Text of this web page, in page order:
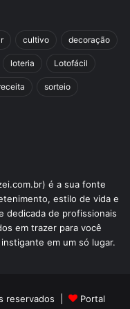
cultivo decoração
loteria Lotofácil
sorteio
é a sua fonte
estilo de vida e
dedicada de profissionais
em trazer para você
em um só lugar.
reservados | Portal